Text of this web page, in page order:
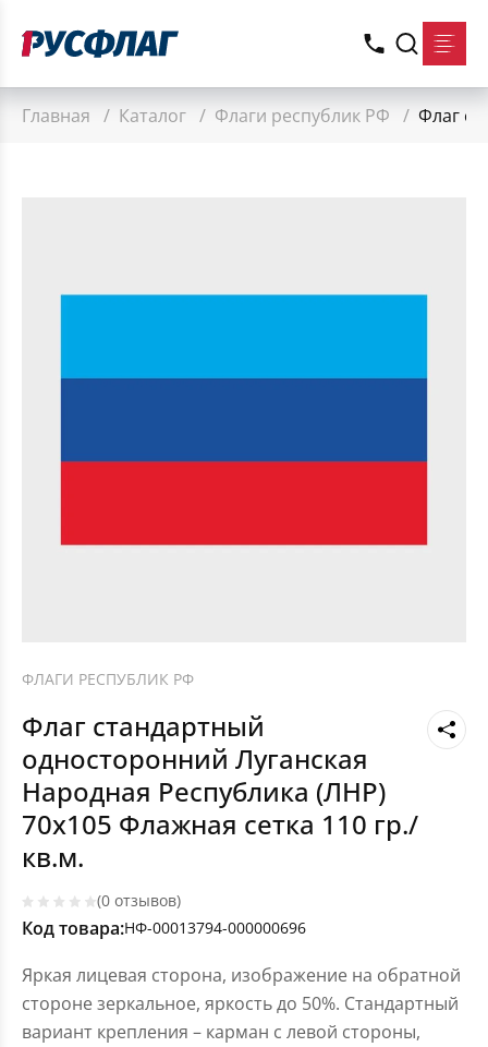
Главная / Каталог / Флаги республик РФ / Флаг
ФЛАГИ РЕСПУБЛИК РФ
Флаг стандартный
односторонний Луганская
Народная Республика (ЛНР)
70х105 Флажная сетка 110 гр./
кв.м.
(0 отзывов)
Код товара:НФ-00013794-000000696
Яркая лицевая сторона, изображение на обратной
стороне зеркальное, яркость до 50%. Стандартный
вариант крепления – карман с левой стороны,